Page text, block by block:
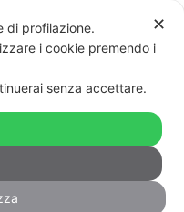
padri gay
2018
✕
di profilazione.
i cookie premendo i
senza accettare.